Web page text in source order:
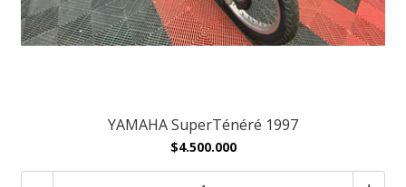
YAMAHA SuperTénéré 1997
$4.500.000